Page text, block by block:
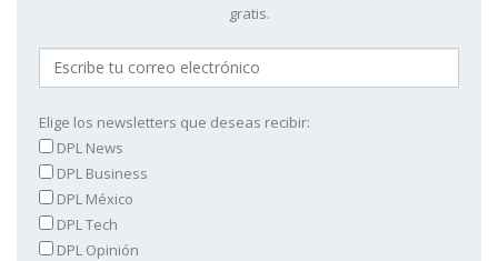
gratis.
Elige los newsletters que deseas recibir:
DPL News
DPL Business
DPL México
DPL Tech
DPL Opinión